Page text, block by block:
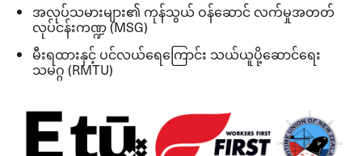
အလုပ်သမားများ၏ ကုန်သွယ် ဝန်ဆောင် လက်မှုအတတ်
လုပ်ငန်းကဏ္ဍ(MSG)
မီးရထားနှင့် ပင်လယ်ရေကြောင်း သယ်ယူပို့ဆောင်ရေး
သမဂ္ဂ (RMTU)